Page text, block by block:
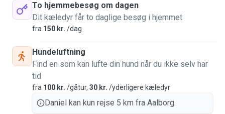
To hjemmebesøg om dagen
Dit kæledyr får to daglige besøg i hjemmet
fra 150 kr. /dag
Hundeluftning
Find en som kan lufte din hund når du ikke selv har
tid
fra 100 kr. /gåtur, 30 kr. /yderligere kæledyr
Daniel kan kun rejse 5 km fra Aalborg.